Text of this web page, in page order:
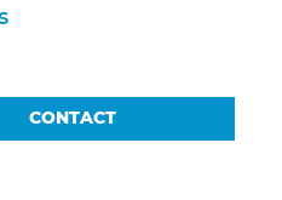
CONTACT